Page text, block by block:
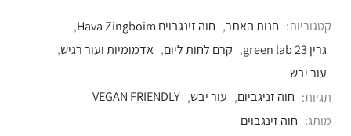
קטגוריות: חנות האתר, חוה זינגבוים Hava Zingboim
,
גרין 23 green lab
, קרם לחות ליום, אדמומיות ועור רגיש,
עור יבש
תגיות: חוה זניגביום, עור יבש,
VEGAN FRIENDLY
מותג: חוה זינגבוים